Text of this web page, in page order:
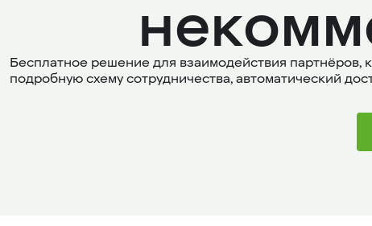
Бесплатное решение для взаимодействия партнёров,
подробную схему сотрудничества, автоматический